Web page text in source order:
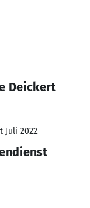
Deickert
Juli 2022